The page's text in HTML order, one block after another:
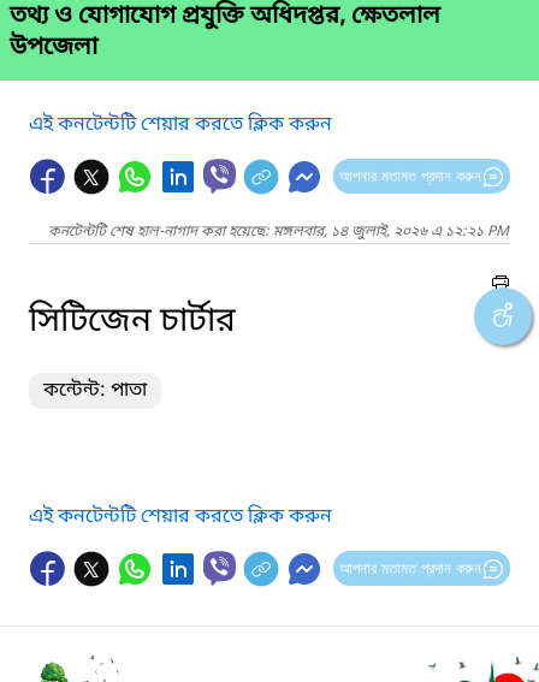
তথ্য ও যোগাযোগ প্রযুক্তি অধিদপ্তর, ক্ষেতলাল
উপজেলা
এই কনটেন্টটি শেয়ার করতে ক্লিক করুন
আপনার মতামত প্রদান করুন
কনটেন্টটি শেষ হাল-নাগাদ করা হয়েছে: মঙ্গলবার, ১৪ জুলাই, ২০২৬ এ ১২:২১ PM
সিটিজেন চার্টার
কন্টেন্ট: পাতা
এই কনটেন্টটি শেয়ার করতে ক্লিক করুন
আপনার মতামত প্রদান করুন